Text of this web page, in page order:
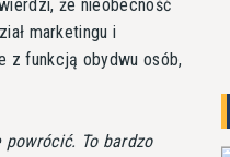
że nieobecność
marketingu i
z funkcją obydwu osób,
To bardzo